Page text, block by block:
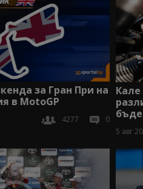
за Гран При на
в MotoGP
4277 0
5 авг